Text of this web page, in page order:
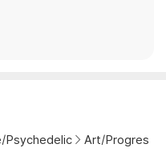
Psychedelic
Art/Progres